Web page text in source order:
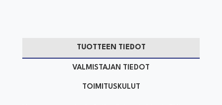
TUOTTEEN TIEDOT
VALMISTAJAN TIEDOT
TOIMITUSKULUT